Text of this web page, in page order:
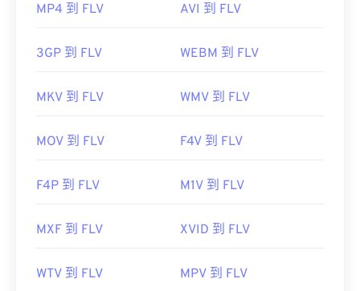
MP4 到 FLV AVI 到 FLV
3GP 到 FLV WEBM 到 FLV
MKV 到 FLV WMV 到 FLV
MOV 到 FLV F4V 到 FLV
F4P 到 FLV M1V 到 FLV
MXF 到 FLV XVID 到 FLV
WTV 到 FLV MPV 到 FLV